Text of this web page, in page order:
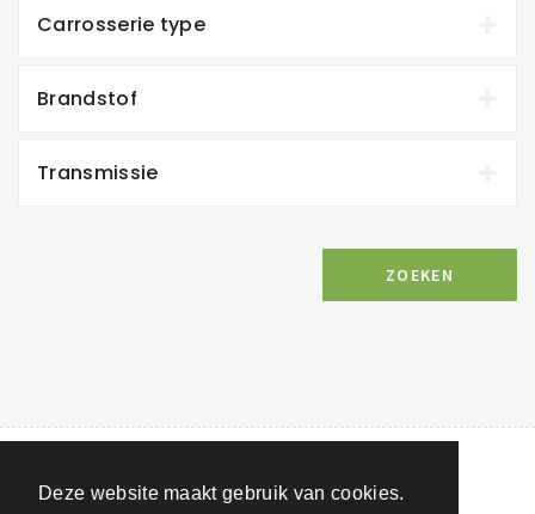
Deze website maakt gebruik van cookies.
Carrosserie type
Brandstof
Transmissie
ZOEKEN